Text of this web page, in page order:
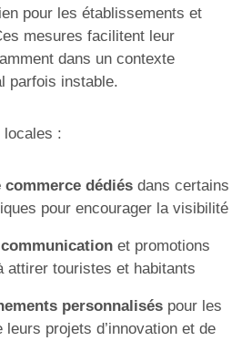
pour les établissements et
mesures facilitent leur
dans un contexte
parfois instable.
locales :
commerce dédiés dans certains
pour encourager la visibilité
et promotions
attirer touristes et habitants
personnalisés pour les
projets d’innovation et de